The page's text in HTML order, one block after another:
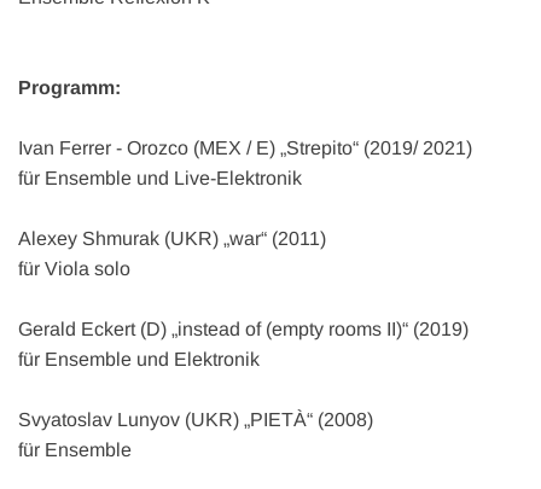
Programm:
Ivan Ferrer - Orozco (MEX / E) „Strepito“ (2019/ 2021)
für Ensemble und Live-Elektronik
Alexey Shmurak (UKR) „war“ (2011)
für Viola solo
Gerald Eckert (D) „instead of (empty rooms II)“ (2019)
für Ensemble und Elektronik
Svyatoslav Lunyov (UKR) „PIETÀ“ (2008)
für Ensemble